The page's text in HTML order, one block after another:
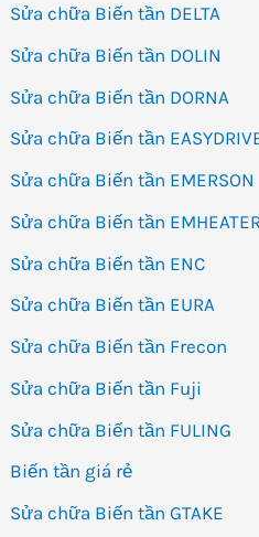
Sửa chữa Biến tần DELTA
Sửa chữa Biến tần DOLIN
Sửa chữa Biến tần DORNA
Sửa chữa Biến tần
Sửa chữa Biến tần EMERSON
Sửa chữa Biến tần EMHEATER
Sửa chữa Biến tần ENC
Sửa chữa Biến tần EURA
Sửa chữa Biến tần Frecon
Sửa chữa Biến tần Fuji
Sửa chữa Biến tần FULING
Biến tần giá rẻ
Sửa chữa Biến tần GTAKE